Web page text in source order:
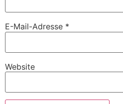
E-Mail-Adresse *
Website